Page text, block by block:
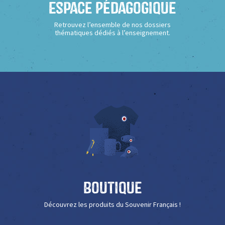
Espace Pédagogique
Retrouvez l’ensemble de nos dossiers
thématiques dédiés à l’enseignement.
Boutique
Découvrez les produits du Souvenir Français !